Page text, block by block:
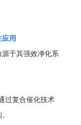
用
于其强效净化系
过复合催化技术